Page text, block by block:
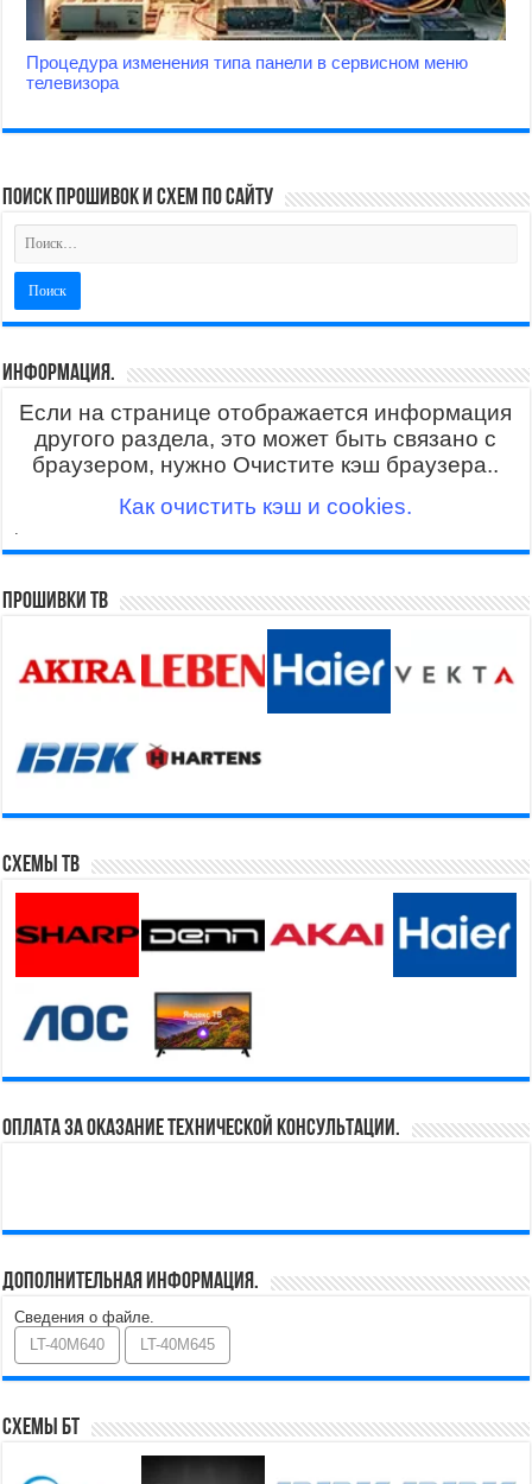
Процедура изменения типа панели в сервисном меню
телевизора
поиск прошивок и схем по сайту
Информация.
Если на странице отображается информация
другого раздела, это может быть связано с
браузером, нужно Очистите кэш браузера..
Как очистить кэш и cookies.
.
Прошивки ТВ
Схемы ТВ
Оплата за оказание технической консультации.
Дополнительная информация.
Сведения о файле.
LT-40M640
LT-40M645
Схемы БТ